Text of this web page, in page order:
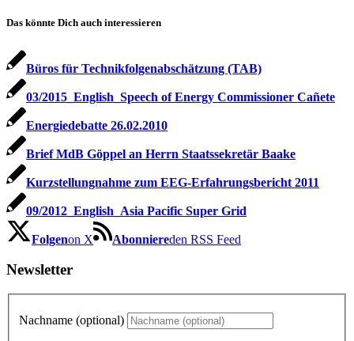
Das könnte Dich auch interessieren
Büros für Technikfolgenabschätzung (TAB)
03/2015_English_Speech of Energy Commissioner Cañete
Energiedebatte 26.02.2010
Brief MdB Göppel an Herrn Staatssekretär Baake
Kurzstellungnahme zum EEG-Erfahrungsbericht 2011
09/2012_English_Asia Pacific Super Grid
Folgenon X Abonniereden RSS Feed
Newsletter
Nachname (optional)